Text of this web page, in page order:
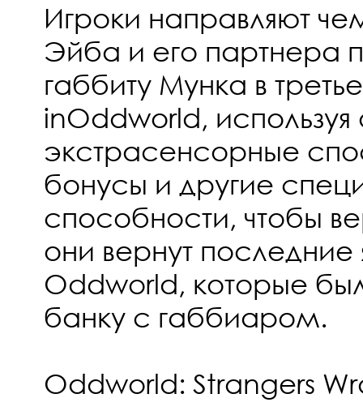
Игроки направляют
Эйба и его партнера
габбиту Мунка в
inOddworld,
экстрасенсорные
бонусы и другие
способности, чтобы
они вернут последние
Oddworld, которые
банку с габбиаром.
Oddworld: Strangers